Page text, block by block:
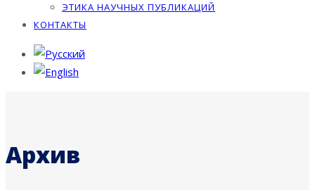
ЭТИКА НАУЧНЫХ ПУБЛИКАЦИЙ
КОНТАКТЫ
Архив